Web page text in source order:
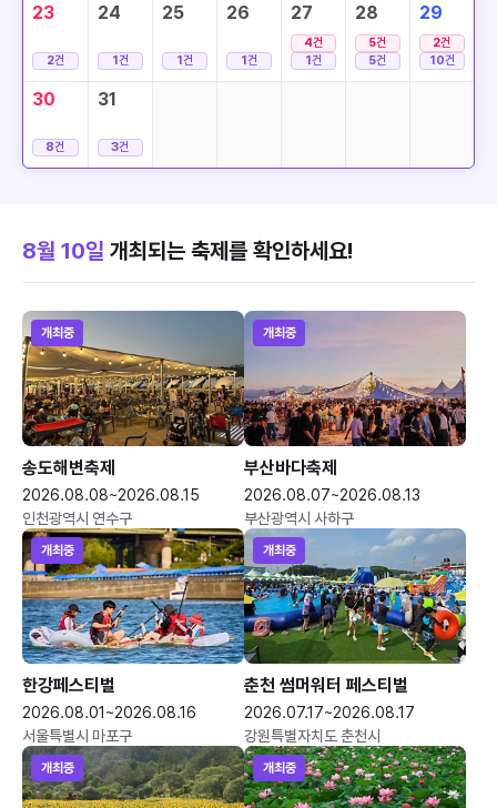
23
2건
24
1건
25
1건
26
1건
27
4건
1건
28
5건
5건
29
2건
10건
30
8건
31
3건
8월 10일 개최되는 축제를 확인하세요!
개최중
송도해변축제
2026.08.08~2026.08.15
인천광역시 연수구
개최중
부산바다축제
2026.08.07~2026.08.13
부산광역시 사하구
개최중
한강페스티벌
2026.08.01~2026.08.16
서울특별시 마포구
개최중
춘천 썸머워터 페스티벌
2026.07.17~2026.08.17
강원특별자치도 춘천시
개최중 개최중